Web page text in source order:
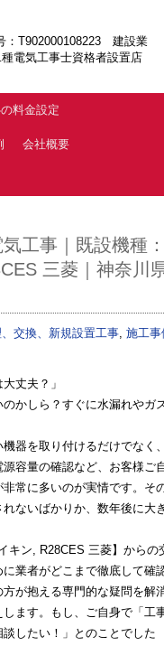
：T902000108223 建設業
電気工事士資格者設置店
料金設定
会社概要
工事｜既設機種
三菱｜神奈川
交換、新規設置工事, 施工事
丈夫？」
のかしら？すぐに水漏れやガ
器を取り付けるだけでなく
容量の確認など、 お客様ご
非常に多いのが実情です。そ
ないばかりか、数年後に大
キン, R28CES 三菱】からの
業者がどこまで徹底して確
が抱える専門的な疑問を解
ます。もし、ご自身で「工
したい！」とのことでした